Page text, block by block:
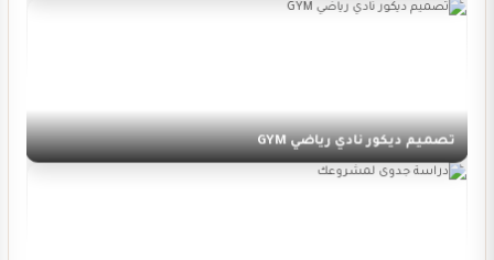
تصميم ديكور نادي رياضي GYM